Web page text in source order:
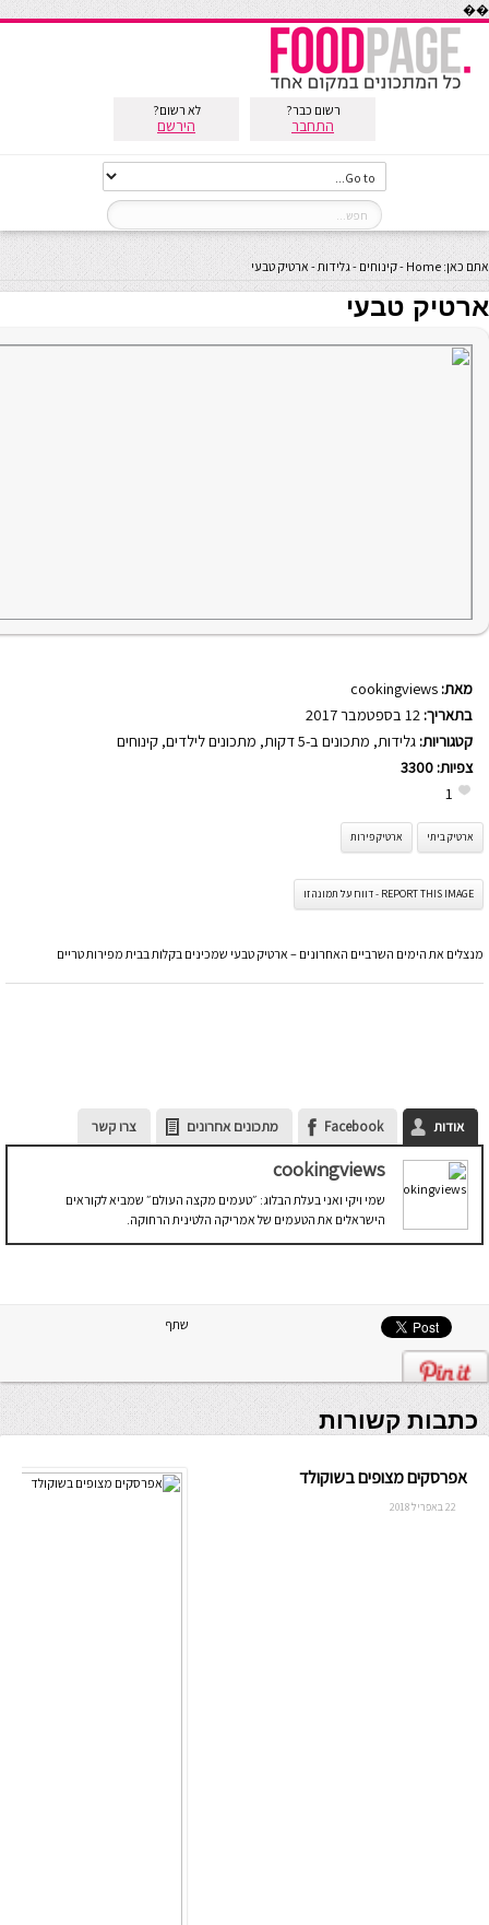
��
רשום כבר?
התחבר
לא רשום?
הירשם
אתם כאן: Home
-קינוחים -גלידות- ארטיק טבעי
ארטיק טבעי
מאת: cookingviews
בתאריך:
קטגוריות: גלידות, מתכונים ב-5 דקות , מתכונים לילדים, קינוחים
צפיות: 3300
1
ארטיק ביתי ארטיק פירות
REPORT THIS IMAGE - דווח על תמונה זו
מנצלים את הימים השרביים האחרונים – ארטיק טבעי שמכינים בקלות בבית מפירות טריים
אודות Facebook מתכונים אחרונים צרו קשר
cookingviews
שמי ויקי ואני בעלת הבלוג: ״טעמים מקצה העולם״ שמביא לקוראים
הישראלים את הטעמים של אמריקה הלטינית הרחוקה.
שתף
כתבות קשורות
אפרסקים מצופים בשוקולד
22 באפריל 2018